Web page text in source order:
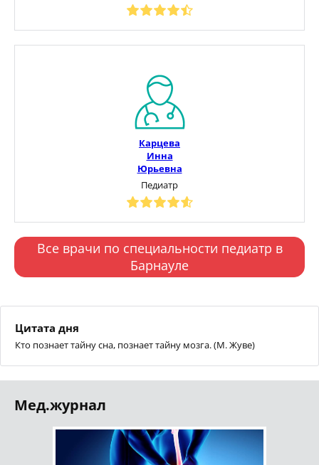
Карцева
Инна
Юрьевна
Педиатр
Все врачи по специальности педиатр в
Барнауле
Цитата дня
Кто познает тайну сна, познает тайну мозга. (М. Жуве)
Мед.журнал